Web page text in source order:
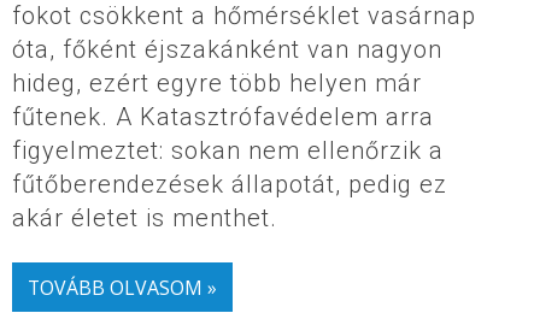
fokot csökkent a hőmérséklet vasárnap
óta, főként éjszakánként van nagyon
hideg, ezért egyre több helyen már
fűtenek. A Katasztrófavédelem arra
figyelmeztet: sokan nem ellenőrzik a
fűtőberendezések állapotát, pedig ez
akár életet is menthet.
TOVÁBB OLVASOM »